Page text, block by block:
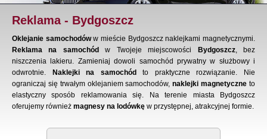
Reklama - Bydgoszcz
Oklejanie samochodóww mieście Bydgoszcz naklejkami magnetycznymi.
Reklama na samochód
w Twojeje miejscowości Bydgoszcz, bez
niszczenia lakieru. Zamieniaj dowoli samochód prywatny w służbowy i
odwrotnie.
Naklejki na samochód
to praktyczne rozwiązanie. Nie
ograniczaj się trwałym oklejaniem samochodów,naklejki magnetyczne to
elastyczny sposób reklamowania się. Na terenie miasta Bydgoszcz
oferujemy również magnesy na lodówkę w przystępnej, atrakcyjnej formie.